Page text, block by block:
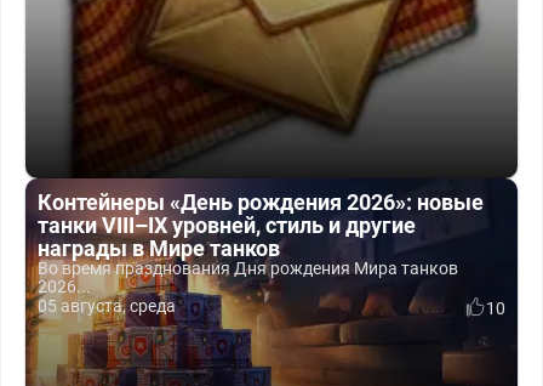
Контейнеры «День рождения 2026»: новые
танки VIII–IX уровней, стиль и другие
награды в Мире танков
Во время празднования Дня рождения Мира танков
2026...
05 августа, среда
10